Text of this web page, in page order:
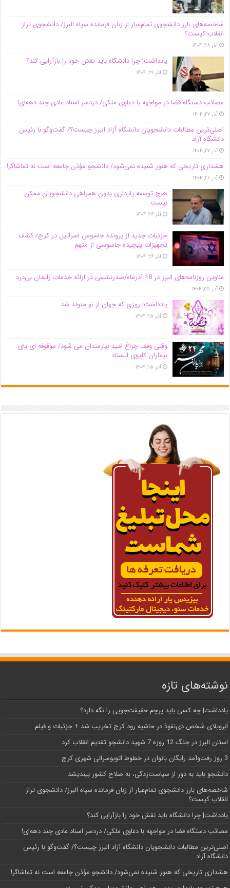
شاخصه‌های بارز دانشجوی تمام‌عیار از زبان فرمانده سپاه البرز/ دانشجوی تراز
انقلاب کیست؟
آذر ۲۸, ۱۴۰۴
یادداشت| چرا دانشگاه باید نقش خود را بازآرایی کند؟
آذر ۲۷, ۱۴۰۴
مصائب دستگاه قضا در مواجهه با دعاوی ملکی/ دردسر اسناد عادی چند‌ دهه‌ای!
آذر ۲۷, ۱۴۰۴
اصلی‌ترین مطالبات دانشجویان دانشگاه آزاد البرز چیست؟/ گفت‌وگو با رئیس
دانشگاه آز‌اد
آذر ۲۷, ۱۴۰۴
هشداری تاریخی که هنوز شنیده نمی‌شود/ دانشجو مؤذن جامعه است نه تماشاگر!
آذر ۲۶, ۱۴۰۴
هیچ توسعه پایداری بدون همراهی دانشجویان ممکن
نیست
آذر ۲۶, ۱۴۰۴
جزئیات جدید از پرونده جاسوس اسرائیل در کرج/‌ کشف
تجهیزات پیچیده جاسوسی از متهم
آذر ۲۶, ۱۴۰۴
عناوین روزنامه‌های البرز در ‌18 آذرماه/صدرنشینی در ارائه خدمات زایمان بی‌درد
آذر ۲۵, ۱۴۰۴
یادداشت| روزی که جهان از نو متولد شد
آذر ۲۵, ۱۴۰۴
وقتی وقف چراغ امید نیازمندان می شود/ موقوفه ای پای
بیماران کلیوی ایستاد
آذر ۲۵, ۱۴۰۴
نوشته‌های تازه
یادداشت| ‌چه کسی باید پرچم حقیقت‌جویی را نگه دارد؟
اَبَر‌ویلای شخص ذی‌نفوذ در حاشیه‌ رود کرج تخریب شد + جزئیات و فیلم
استان البرز در جنگ 12 روزه 7 شهید دانشجو تقدیم انقلاب کرد
3 روز رفت‌وآمد رایگان بانوان در خطوط اتوبوسرانی شهری کرج
دانشجو باید به دور از سیاست‌زدگی، به صلاح کشور بیندیشد
شاخصه‌های بارز دانشجوی تمام‌عیار از زبان فرمانده سپاه البرز/ دانشجوی تراز
انقلاب کیست؟
یادداشت| چرا دانشگاه باید نقش خود را بازآرایی کند؟
مصائب دستگاه قضا در مواجهه با دعاوی ملکی/ دردسر اسناد عادی چند‌ دهه‌ای!
اصلی‌ترین مطالبات دانشجویان دانشگاه آزاد البرز چیست؟/ گفت‌وگو با رئیس
دانشگاه آز‌اد
هشداری تاریخی که هنوز شنیده نمی‌شود/ دانشجو مؤذن جامعه است نه تماشاگر!